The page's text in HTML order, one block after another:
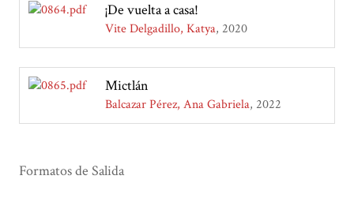
¡De vuelta a casa!
Vite Delgadillo, Katya 2020
Mictlán
Balcazar Pérez, Ana Gabriela 2022
Formatos de Salida